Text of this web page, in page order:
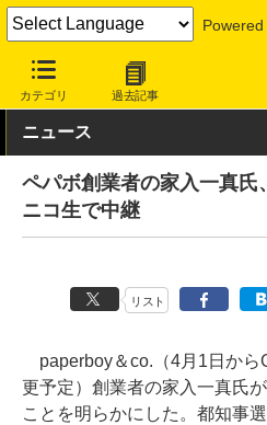
Powered
カテゴリ 過去記事
INTERNET Watch トピック
ニュース
ペパボ創業者の家入一真氏
ニコ生で中継
リスト
paperboy＆co.（4月1日から
更予定）創業者の家入一真氏
ことを明らかにした。都知事